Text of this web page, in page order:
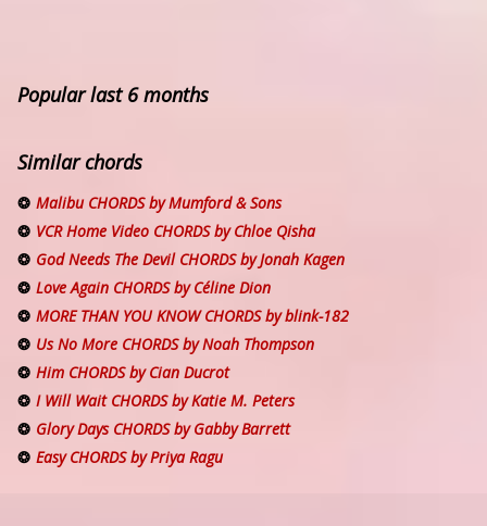
Popular last 6 months
Similar chords
Malibu CHORDS by Mumford & Sons
VCR Home Video CHORDS by Chloe Qisha
God Needs The Devil CHORDS by Jonah Kagen
Love Again CHORDS by Céline Dion
MORE THAN YOU KNOW CHORDS by blink-182
Us No More CHORDS by Noah Thompson
Him CHORDS by Cian Ducrot
I Will Wait CHORDS by Katie M. Peters
Glory Days CHORDS by Gabby Barrett
Easy CHORDS by Priya Ragu